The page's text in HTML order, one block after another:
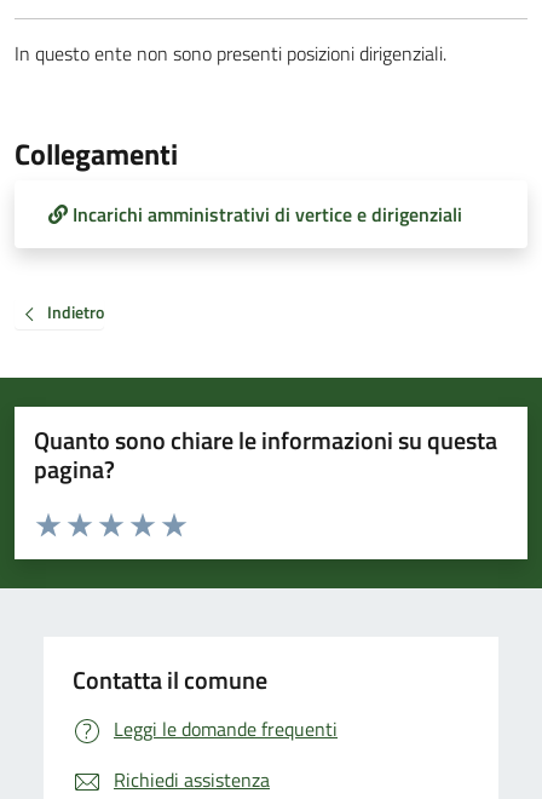
In questo ente non sono presenti posizioni dirigenziali.
Collegamenti
Incarichi amministrativi di vertice e dirigenziali
Indietro
Quanto sono chiare le informazioni su questa
pagina?
Valuta da 1 a 5 stelle la pagina
Valuta 5 stelle su 5
Valuta 4 stelle su 5
Valuta 3 stelle su 5
Valuta 2 stelle su 5
Valuta 1 stelle su 5
Contatta il comune
Leggi le domande frequenti
Richiedi assistenza